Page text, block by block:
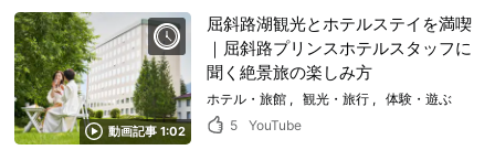
動画記事 1:02
屈斜路湖観光とホテルステイを満喫
｜屈斜路プリンスホテルスタッフに
聞く絶景旅の楽しみ方
ホテル・旅館 観光・旅行
体験・遊ぶ
5
YouTube